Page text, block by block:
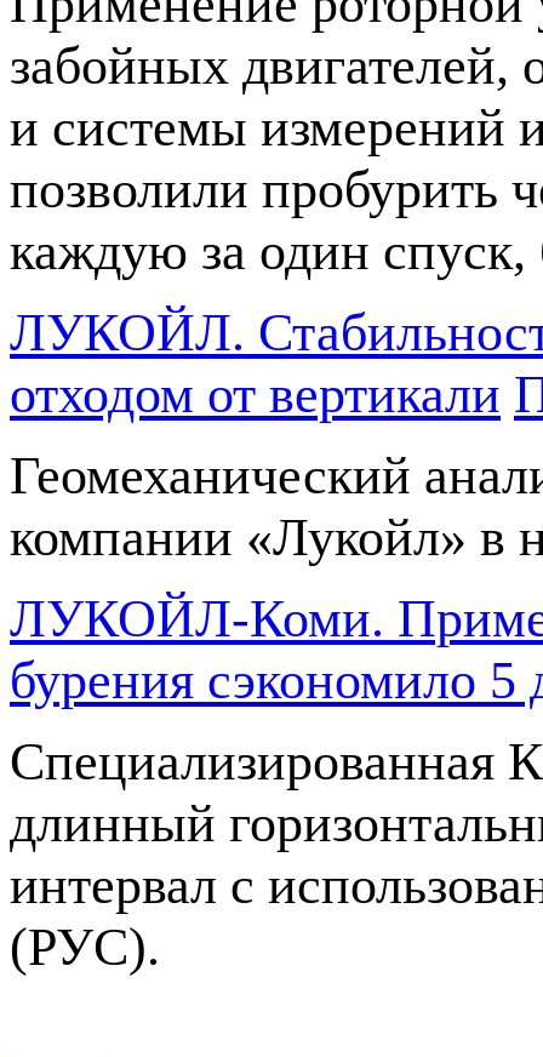
забойных
и системы измерений
позволили пробурить
каждую за один спуск,
ЛУКОЙЛ.
отходом от вертикали
Геомеханический
компании «Лукойл» в
ЛУКОЙЛ-Коми.
бурения сэкономило 5
Специализированная
длинный
интервал с
(РУС).